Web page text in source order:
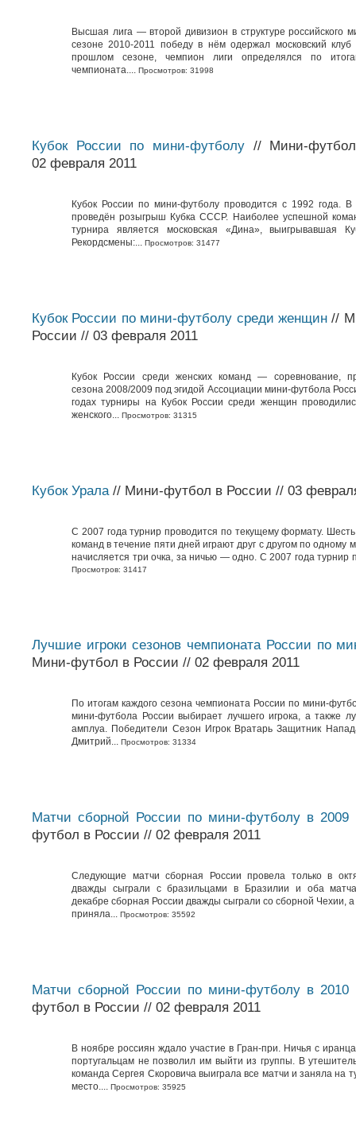
Высшая лига — второй дивизион в структуре российского
сезоне 2010-2011 победу в нём одержал московский
прошлом сезоне, чемпион лиги определялся по
чемпионата.... Просмотров: 31998
Кубок России по мини-футболу// Мини-
02 февраля 2011
Кубок России по мини-футболу проводится с 1992 года.
проведён розыгрыш Кубка СССР. Наиболее успешной
турнира является московская «Дина», выигрывавшая
Рекордсмены:... Просмотров: 31477
Кубок России по мини-футболу среди женщин//
России // 03 февраля 2011
Кубок России среди женских команд — соревнование,
сезона 2008/2009 под эгидой Ассоциации мини-футбола
годах турниры на Кубок России среди женщин
женского... Просмотров: 31315
Кубок Урала// Мини-футбол в России // 03
С 2007 года турнир проводится по текущему формату.
команд в течение пяти дней играют друг с другом по одному
начисляется три очка, за ничью — одно. С 2007 года турнир
Просмотров: 31417
Лучшие игроки сезонов чемпионата России по
Мини-футбол в России // 02 февраля 2011
По итогам каждого сезона чемпионата России по мини-
мини-футбола России выбирает лучшего игрока, а также
амплуа. Победители Сезон Игрок Вратарь Защитник
Дмитрий... Просмотров: 31334
Матчи сборной России по мини-футболу в 2009
футбол в России // 02 февраля 2011
Следующие матчи сборная России провела только в
дважды сыграли с бразильцами в Бразилии и оба
декабре сборная России дважды сыграли со сборной Чехии,
приняла... Просмотров: 35592
Матчи сборной России по мини-футболу в 2010
футбол в России // 02 февраля 2011
В ноябре россиян ждало участие в Гран-при. Ничья с
португальцам не позволил им выйти из группы. В
команда Сергея Скоровича выиграла все матчи и заняла на
место.... Просмотров: 35925